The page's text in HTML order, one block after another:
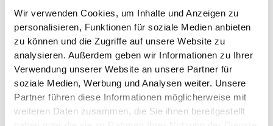
Wir verwenden Cookies, um Inhalte und Anzeigen zu
personalisieren, Funktionen für soziale Medien anbieten
zu können und die Zugriffe auf unsere Website zu
analysieren. Außerdem geben wir Informationen zu Ihrer
Verwendung unserer Website an unsere Partner für
soziale Medien, Werbung und Analysen weiter. Unsere
Partner führen diese Informationen möglicherweise mit
weiteren Daten zusammen, die Sie ihnen bereitgestellt
international: Durch gezielte Modernisierung,
Neuausrichtung und internationale Kooperationen
schaffen wir ein zukunftsfähiges Studienangebot,
das Studierende begeistert und gesellschaftliche
Herausforderungen aktiv mitgestaltet,“ erklärt Prof.
Dr. Debora Coll-Mayor.
Der Aufstieg von Prof. Coll-Mayor zur Prodekanin ist